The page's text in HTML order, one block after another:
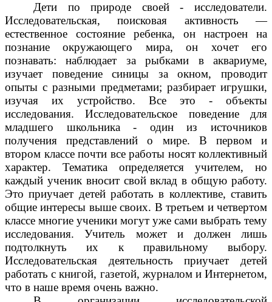
Дети по природе своей - исследователи.
Исследовательская, поисковая активность —
естественное состояние ребенка, он настроен на
познание окружающего мира, он хочет его
познавать: наблюдает за рыбками в аквариуме,
изучает поведение синицы за окном, проводит
опыты с разными предметами; разбирает игрушки,
изучая их устройство. Все это - объекты
исследования. Исследовательское поведение для
младшего школьника - один из источников
получения представлений о мире. В первом и
втором классе почти все работы носят коллективный
характер. Тематика определяется учителем, но
каждый ученик вносит свой вклад в общую работу.
Это приучает детей работать в коллективе, ставить
общие интересы выше своих. В третьем и четвертом
классе многие ученики могут уже сами выбрать тему
исследования. Учитель может и должен лишь
подтолкнуть их к правильному выбору.
Исследовательская деятельность приучает детей
работать с книгой, газетой, журналом и Интернетом,
что в наше время очень важно.